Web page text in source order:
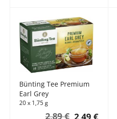
Bünting Tee Premium
Earl Grey
20 x 1,75 g
2,49 €
2,89 €